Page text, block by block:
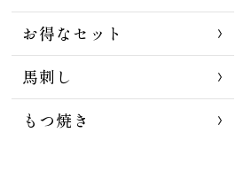
お得なセット
馬刺し
もつ焼き